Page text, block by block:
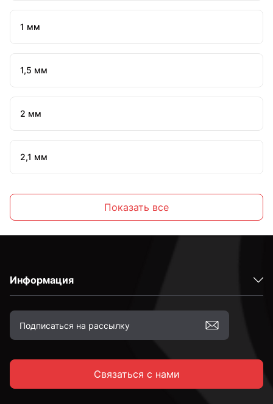
1 мм
1,5 мм
2 мм
2,1 мм
2,4 мм
2,5 мм
Показать все
Информация
Связаться с нами